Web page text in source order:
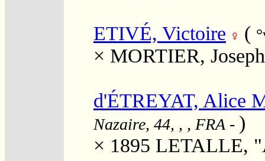
ETIVÉ, Victoire (
× MORTIER, Joseph
d'ÉTREYAT, Alice
Nazaire, 44, , , FRA - )
× 1895 LETALLE,